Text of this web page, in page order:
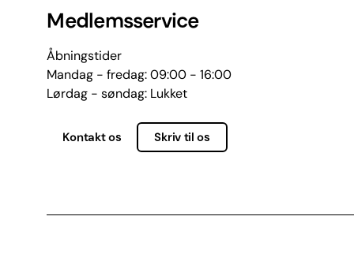
Medlemsservice
Åbningstider
Mandag - fredag: 09:00 - 16:00
Lørdag - søndag: Lukket
Kontakt os Skriv til os